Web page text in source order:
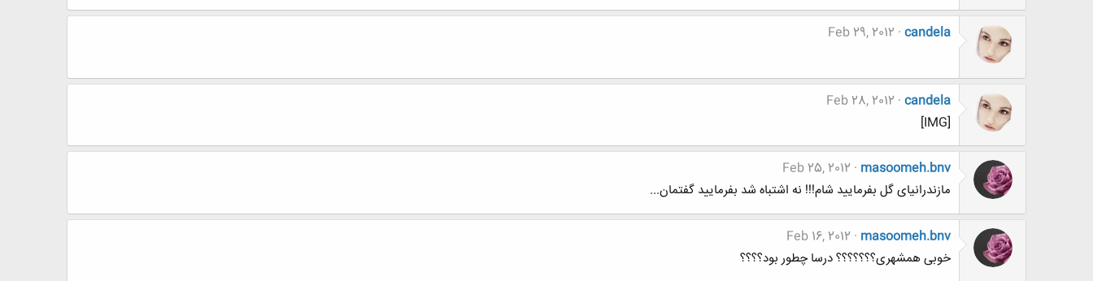
candela
Feb 29, 2012
candela
Feb 28, 2012
[IMG]
masoomeh.bnv
Feb 25, 2012
مازندرانیای گل بفرمایید شام!!! نه اشتباه شد بفرمایید گفتمان...
masoomeh.bnv
Feb 16, 2012
خوبی همشهری؟؟؟؟؟؟؟ درسا چطور بود؟؟؟؟